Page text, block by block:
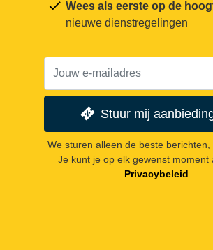
Wees als eerste op de
nieuwe dienstregelingen
Stuur mij
We sturen alleen de beste berichten,
Je kunt je op elk gewenst moment
Privacybeleid